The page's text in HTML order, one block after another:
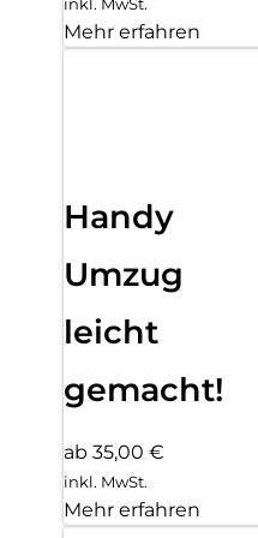
Mehr erfahren
Handy
Umzug
leicht
gemacht!
ab 35,00 €
inkl. MwSt.
Mehr erfahren